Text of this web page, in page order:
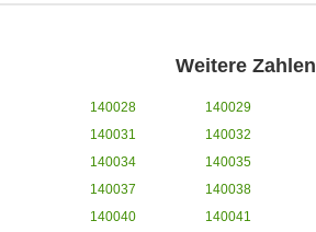
Weitere Zahlen
140028 140029
140031
140032
140034
140035
140037
140038
140040
140041